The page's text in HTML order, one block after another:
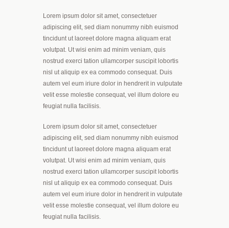
Lorem ipsum dolor sit amet, consectetuer
adipiscing elit, sed diam nonummy nibh euismod
tincidunt ut laoreet dolore magna aliquam erat
volutpat. Ut wisi enim ad minim veniam, quis
nostrud exerci tation ullamcorper suscipit lobortis
nisl ut aliquip ex ea commodo consequat. Duis
autem vel eum iriure dolor in hendrerit in vulputate
velit esse molestie consequat, vel illum dolore eu
feugiat nulla facilisis.
Lorem ipsum dolor sit amet, consectetuer
adipiscing elit, sed diam nonummy nibh euismod
tincidunt ut laoreet dolore magna aliquam erat
volutpat. Ut wisi enim ad minim veniam, quis
nostrud exerci tation ullamcorper suscipit lobortis
nisl ut aliquip ex ea commodo consequat. Duis
autem vel eum iriure dolor in hendrerit in vulputate
velit esse molestie consequat, vel illum dolore eu
feugiat nulla facilisis.